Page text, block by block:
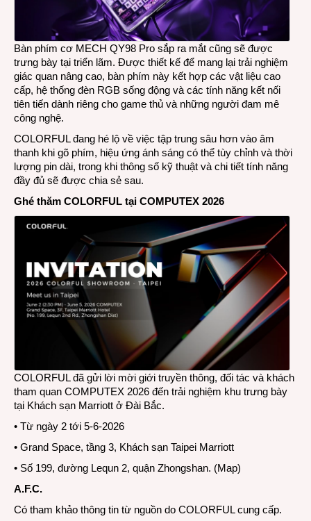
Bàn phím cơ MECH QY98 Pro sắp ra mắt cũng sẽ được
trưng bày tại triển lãm. Được thiết kế để mang lại trải nghiệm
giác quan nâng cao, bàn phím này kết hợp các vật liệu cao
cấp, hệ thống đèn RGB sống động và các tính năng kết nối
tiên tiến dành riêng cho game thủ và những người đam mê
công nghệ.
COLORFUL đang hé lộ về việc tập trung sâu hơn vào âm
thanh khi gõ phím, hiệu ứng ánh sáng có thể tùy chỉnh và thời
lượng pin dài, trong khi thông số kỹ thuật và chi tiết tính năng
đầy đủ sẽ được chia sẻ sau.
Ghé thăm COLORFUL tại COMPUTEX 2026
COLORFUL đã gửi lời mời giới truyền thông, đối tác và khách
tham quan COMPUTEX 2026 đến trải nghiệm khu trưng bày
tại Khách sạn Marriott ở Đài Bắc.
• Từ ngày 2 tới 5-6-2026
• Grand Space, tầng 3, Khách sạn Taipei Marriott
• Số 199, đường Lequn 2, quận Zhongshan. (Map)
A.F.C.
Có tham khảo thông tin từ nguồn do COLORFUL cung cấp.